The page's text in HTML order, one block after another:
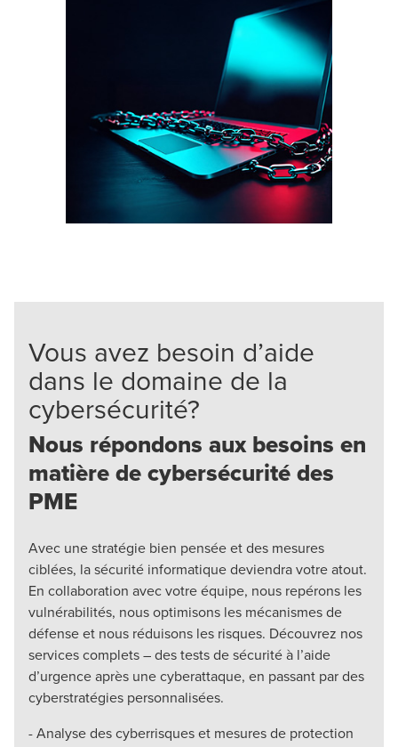
Vous avez besoin d’aide
dans le domaine de la
cybersécurité?
Nous répondons aux besoins en
matière de cybersécurité des
PME
Avec une stratégie bien pensée et des mesures
ciblées, la sécurité informatique deviendra votre atout.
En collaboration avec votre équipe, nous repérons les
vulnérabilités, nous optimisons les mécanismes de
défense et nous réduisons les risques. Découvrez nos
services complets – des tests de sécurité à l’aide
d’urgence après une cyberattaque, en passant par des
cyberstratégies personnalisées.
- Analyse des cyberrisques et mesures de protection